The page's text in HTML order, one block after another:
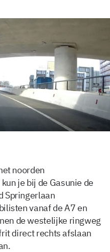
noorden
je bij de Gasunie de
Springerlaan
vanaf de A7 en
de westelijke ringweg
direct rechts afslaan